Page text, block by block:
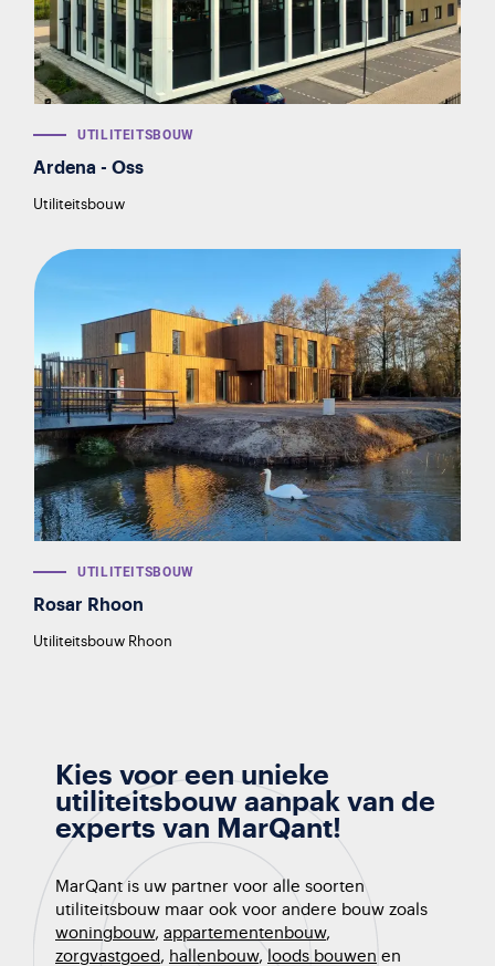
UTILITEITS­BOUW
Ardena - Oss
Utiliteitsbouw
UTILITEITS­BOUW
Rosar Rhoon
Utiliteitsbouw Rhoon
Kies voor een unieke
utiliteitsbouw aanpak van de
experts van MarQant!
MarQant is uw partner voor alle soorten
utiliteitsbouw maar ook voor andere bouw zoals
woningbouw, appartementenbouw,
zorgvastgoed , hallenbouw, loods bouwen en